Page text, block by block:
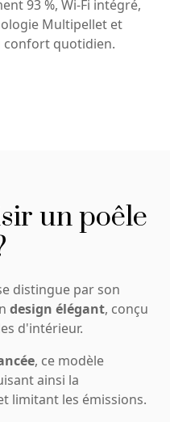
93 %, Wi-Fi intégré,
Multipellet et
confort quotidien.
un poêle
distingue par son
design élégant, conçu
d'intérieur.
, ce modèle
ainsi la
limitant les émissions.